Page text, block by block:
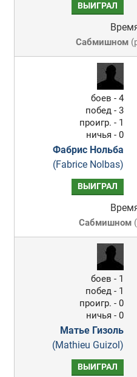
ВЫИГРАЛ
Сабмишном(
боев - 4
побед - 3
проигр. - 1
ничья - 0
Фабрис Нольба
(Fabrice Nolbas)
ВЫИГРАЛ
Сабмишном(
боев - 1
побед - 1
проигр. - 0
ничья - 0
Матье Гизоль
(Mathieu Guizol)
ВЫИГРАЛ